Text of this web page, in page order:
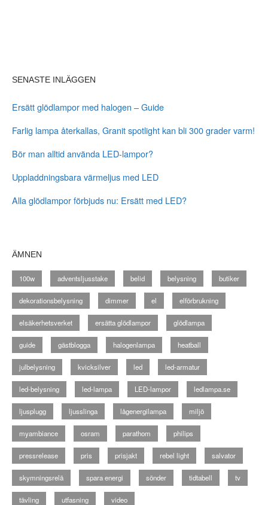
SENASTE INLÄGGEN
Ersätt glödlampor med halogen – Guide
Farlig lampa återkallas, Granit spotlight kan bli 300 grader varm!
Bör man alltid använda LED-lampor?
Uppladdningsbara värmeljus med LED
Alla glödlampor förbjuds nu: Ersätt med LED?
ÄMNEN
100w adventsljusstake belid belysning butiker
dekorationsbelysning dimmer el elförbrukning
elsäkerhetsverket ersätta glödlampor glödlampa
guide gästblogga halogenlampa heatball
julbelysning kvicksilver led led-armatur
led-belysning led-lampa LED-lampor ledlampa.se
ljusplugg ljusslinga lågenergilampa miljö
myambiance osram parathom philips
pressrelease pris prisjakt rebel light salvator
skymningsrelä spara energi sönder tidtabell tv
tävling utfasning video